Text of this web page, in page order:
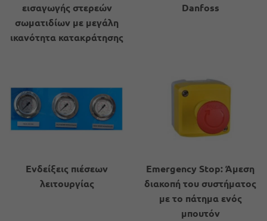
εισαγωγής στερεών
σωματιδίων με μεγάλη
ικανότητα κατακράτησης
Danfoss
Ενδείξεις πιέσεων
λειτουργίας
Emergency Stop: Άμεση
διακοπή του συστήματος
με το πάτημα ενός
μπουτόν